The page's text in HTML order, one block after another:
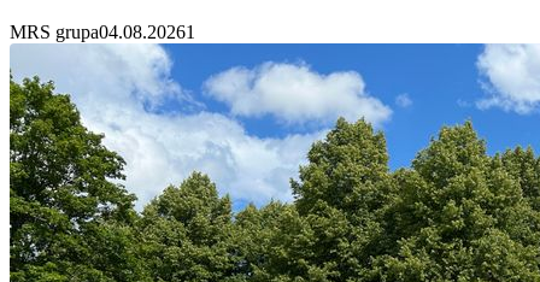
MRS grupa04.08.20261